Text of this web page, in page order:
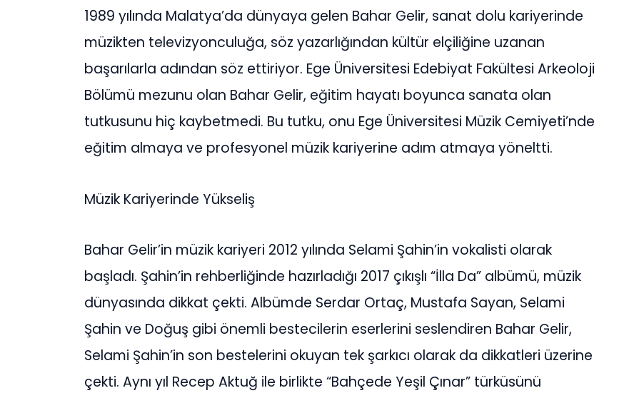
1989 yılında Malatya’da dünyaya gelen Bahar Gelir, sanat dolu kariyerinde
müzikten televizyonculuğa, söz yazarlığından kültür elçiliğine uzanan
başarılarla adından söz ettiriyor. Ege Üniversitesi Edebiyat Fakültesi Arkeoloji
Bölümü mezunu olan Bahar Gelir, eğitim hayatı boyunca sanata olan
tutkusunu hiç kaybetmedi. Bu tutku, onu Ege Üniversitesi Müzik Cemiyeti’nde
eğitim almaya ve profesyonel müzik kariyerine adım atmaya yöneltti.
Müzik Kariyerinde Yükseliş
Bahar Gelir’in müzik kariyeri 2012 yılında Selami Şahin’in vokalisti olarak
başladı. Şahin’in rehberliğinde hazırladığı 2017 çıkışlı “İlla Da” albümü, müzik
dünyasında dikkat çekti. Albümde Serdar Ortaç, Mustafa Sayan, Selami
Şahin ve Doğuş gibi önemli bestecilerin eserlerini seslendiren Bahar Gelir,
Selami Şahin’in son bestelerini okuyan tek şarkıcı olarak da dikkatleri üzerine
çekti. Aynı yıl Recep Aktuğ ile birlikte “Bahçede Yeşil Çınar” türküsünü